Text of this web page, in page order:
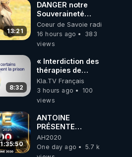
13:21
DANGER notre
Souveraineté
Alimentaire est
attaqué...
Coeur de Savoie radioweb TV
16 hours ago
383
views
8:32
« Interdiction des
thérapies de
conversion »
Kla.TV Français
3 hours ago
100
views
1:35:50
ANTOINE
PRÉSENTE
AH2020 LE LIVE
20H ***DU
06/08/2026***
AH2020
One day ago
5.7 k